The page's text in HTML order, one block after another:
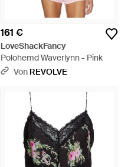
161 €
LoveShackFancy
Polohemd Waverlynn - Pink
Von REVOLVE